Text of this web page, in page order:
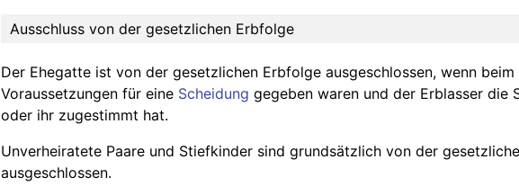
Ausschluss von der gesetzlichen Erbfolge
Der Ehegatte ist von der gesetzlichen Erbfolge ausgeschlossen, wenn
Voraussetzungen für eine Scheidung gegeben waren und der Erblasser die
oder ihr zugestimmt hat.
Unverheiratete Paare und Stiefkinder sind grundsätzlich von der
ausgeschlossen.